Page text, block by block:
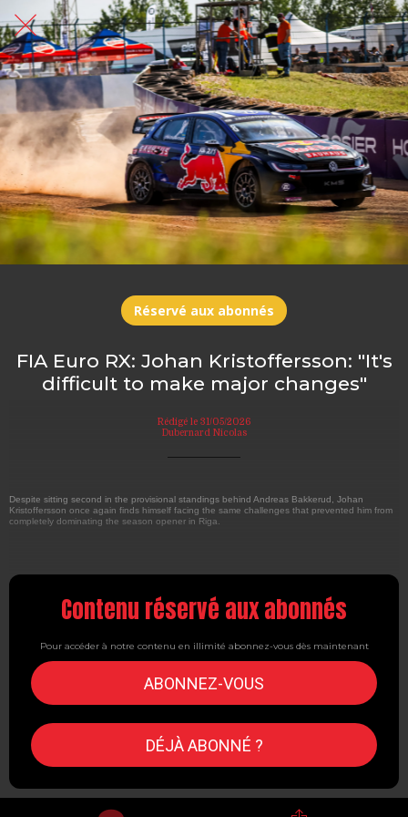
Réservé aux abonnés
FIA Euro RX: Johan Kristoffersson: "It's
difficult to make major changes"
Rédigé le 31/05/2026
Dubernard Nicolas
Despite sitting second in the provisional standings behind Andreas Bakkerud, Johan
Kristoffersson once again finds himself facing the same challenges that prevented him from
completely dominating the season opener in Riga.
Contenu réservé aux abonnés
Pour accéder à notre contenu en illimité abonnez-vous dès maintenant
ABONNEZ-VOUS
DÉJÀ ABONNÉ ?